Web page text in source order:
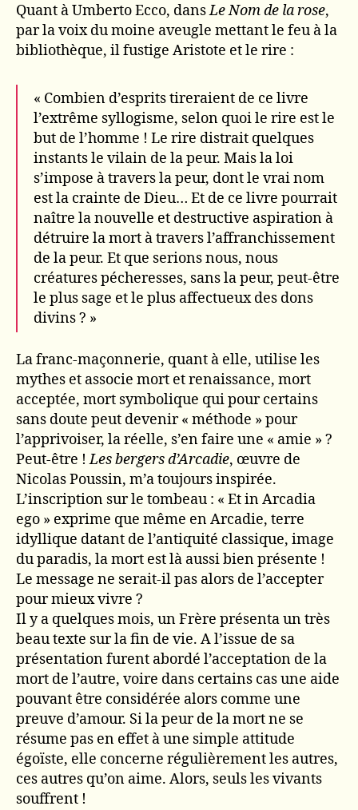
Quant à Umberto Ecco, dansLe Nom de la rose,
par la voix du moine aveugle mettant le feu à la
bibliothèque, il fustige Aristote et le rire :
« Combien d’esprits tireraient de ce livre
l’extrême syllogisme, selon quoi le rire est le
but de l’homme ! Le rire distrait quelques
instants le vilain de la peur. Mais la loi
s’impose à travers la peur, dont le vrai nom
est la crainte de Dieu… Et de ce livre pourrait
naître la nouvelle et destructive aspiration à
détruire la mort à travers l’affranchissement
de la peur. Et que serions nous, nous
créatures pécheresses, sans la peur, peut-être
le plus sage et le plus affectueux des dons
divins ? »
La franc-maçonnerie, quant à elle, utilise les
mythes et associe mort et renaissance, mort
acceptée, mort symbolique qui pour certains
sans doute peut devenir « méthode » pour
l’apprivoiser, la réelle, s’en faire une « amie » ?
Peut-être !Les bergers d’Arcadie, œuvre de
Nicolas Poussin, m’a toujours inspirée.
L’inscription sur le tombeau : « Et in Arcadia
ego » exprime que même en Arcadie, terre
idyllique datant de l’antiquité classique, image
du paradis, la mort est là aussi bien présente !
Le message ne serait-il pas alors de l’accepter
pour mieux vivre ?
Il y a quelques mois, un Frère présenta un très
beau texte sur la fin de vie. A l’issue de sa
présentation furent abordé l’acceptation de la
mort de l’autre, voire dans certains cas une aide
pouvant être considérée alors comme une
preuve d’amour. Si la peur de la mort ne se
résume pas en effet à une simple attitude
égoïste, elle concerne régulièrement les autres,
ces autres qu’on aime. Alors, seuls les vivants
souffrent !